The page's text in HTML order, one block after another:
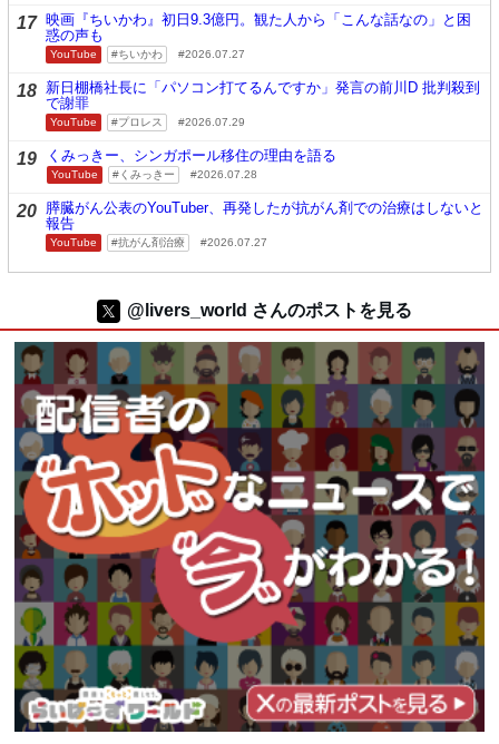
17 映画『ちいかわ』初日9.3億円。観た人から「こんな話なの」と困
惑の声も
YouTube ちいかわ 2026.07.27
18 新日棚橋社長に「パソコン打てるんですか」発言の前川D 批判殺到
で謝罪
YouTube プロレス 2026.07.29
19 くみっきー、シンガポール移住の理由を語る
YouTube くみっきー 2026.07.28
20 膵臓がん公表のYouTuber、再発したが抗がん剤での治療はしないと
報告
YouTube 抗がん剤治療 2026.07.27
@livers_world さんのポストを見る